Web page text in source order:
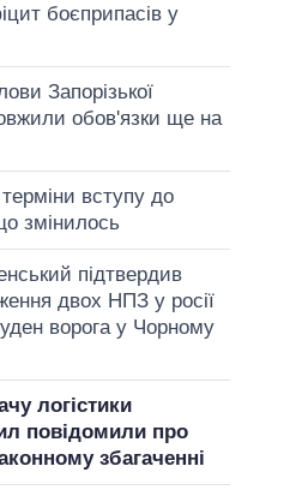
боєприпасів у
Запорізької
обов'язки ще на
вступу до
змінилось
підтвердив
двох НПЗ у росії
ворога у Чорному
логістики
повідомили про
збагаченні